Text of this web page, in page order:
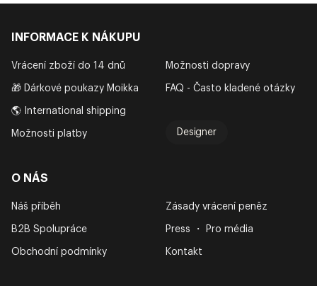
INFORMACE K NÁKUPU
Vrácení zboží do 14 dnů
🎁 Dárkové poukazy Moikka
🌎 International shipping
Možnosti platby
Možnosti dopravy
FAQ - Často kladené otázky
Designer
O NÁS
Náš příběh
B2B Spolupráce
Obchodní podmínky
Zásady vrácení peněz
Press ・ Pro média
Kontakt